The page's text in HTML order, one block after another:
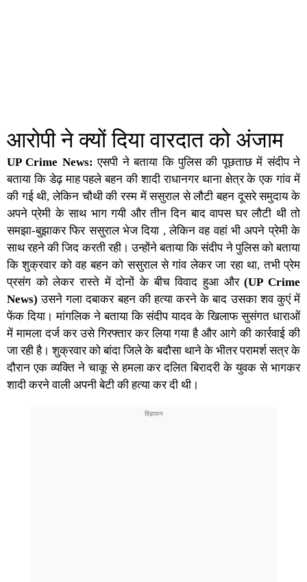
आरोपी ने क्यों दिया वारदात को अंजाम
UP Crime News: एसपी ने बताया कि पुलिस की पूछताछ में संदीप ने
बताया कि डेढ़ माह पहले बहन की शादी राधानगर थाना क्षेत्र के एक गांव में
की गई थी, लेकिन चौथी की रस्म में ससुराल से लौटी बहन दूसरे समुदाय के
अपने प्रेमी के साथ भाग गयी और तीन दिन बाद वापस घर लौटी थी तो
समझा-बुझाकर फिर ससुराल भेज दिया , लेकिन वह वहां भी अपने प्रेमी के
साथ रहने की जिद करती रही। उन्होंने बताया कि संदीप ने पुलिस को बताया
कि शुक्रवार को वह बहन को ससुराल से गांव लेकर जा रहा था, तभी प्रेम
प्रसंग को लेकर रास्ते में दोनों के बीच विवाद हुआ और(UP Crime
News)उसने गला दबाकर बहन की हत्या करने के बाद उसका शव कुएं में
फेंक दिया। मांगलिक ने बताया कि संदीप यादव के खिलाफ सुसंगत धाराओं
में मामला दर्ज कर उसे गिरफ्तार कर लिया गया है और आगे की कार्रवाई की
जा रही है। शुक्रवार को बांदा जिले के बदौसा थाने के भीतर परामर्श सत्र के
दौरान एक व्यक्ति ने चाकू से हमला कर दलित बिरादरी के युवक से भागकर
शादी करने वाली अपनी बेटी की हत्या कर दी थी।